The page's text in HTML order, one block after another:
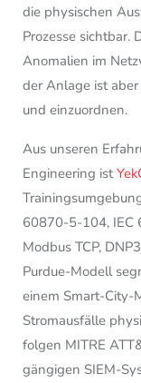
die physischen
Prozesse sichtbar.
Anomalien im
der Anlage ist
und einzuordnen.
Aus unseren
Engineering ist
60870-5-104, IEC
Modbus TCP,
Purdue-Modell
einem Smart-City-
Stromausfälle
folgen MITRE
gängigen SIEM-